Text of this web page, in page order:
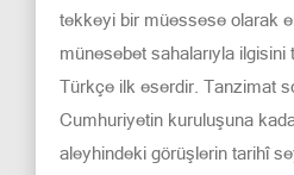
tekkeyi bir müessese olarak
münesebet sahalarıyla ilgisini
Türkçe ilk eserdir. Tanzimat
Cumhuriyetin kuruluşuna
aleyhindeki görüşlerin tarihî